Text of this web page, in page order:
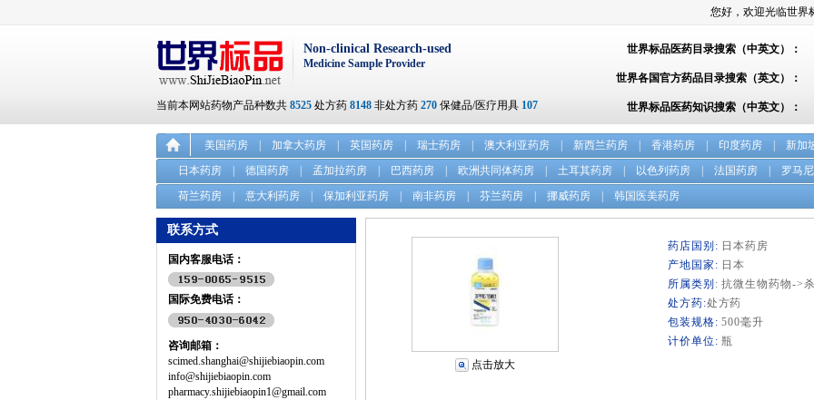
您好，欢迎光临世界
Non-clinical Research-used
Medicine Sample Provider
当前本网站药物产品种数共 8525 处方药 8148 非处方药 270 保健品/医疗用具 107
世界标品医药目录搜索（中英文）：
世界各国官方药品目录搜索（英文）：
世界标品医药知识搜索（中英文）：
美国药房 加拿大药房 英国药房 瑞士药房 澳大利亚药房 新西兰药房 香港药房 印度药房 新加
日本药房
德国药房 孟加拉药房 巴西药房 欧洲共同体药房 土耳其药房 以色列药房 法国药房 罗马
荷兰药房
意大利药房 保加利亚药房 南非药房 芬兰药房 挪威药房 韩国医美药房
联系方式
国内客服电话：
国际免费电话：
咨询邮箱：
scimed.shanghai@shijiebiaopin.com
info@shijiebiaopin.com
pharmacy.shijiebiaopin1@gmail.com
药店国别: 日本药房
产地国家: 日本
所属类别 : 抗微生物药物->
处方药:处方药
包装规格: 500毫升
计价单位: 瓶
点击放大